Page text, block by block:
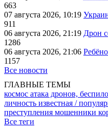
663
07 августа 2026, 10:19
911
06 августа 2026, 21:19 Дрон
1286
06 августа 2026, 21:06
1157
Все новости
ГЛАВНЫЕ ТЕМЫ
космос атака дронов,
личность известная /
преступления мошенники
Все теги